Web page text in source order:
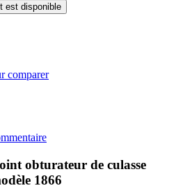
est disponible
comparer
obturateur de culasse
1866